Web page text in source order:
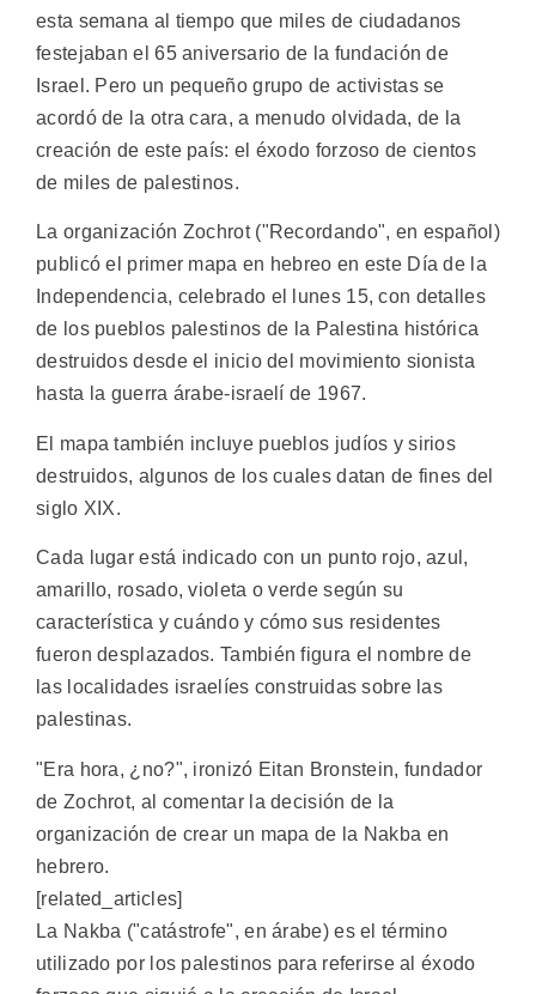
esta semana al tiempo que miles de ciudadanos
festejaban el 65 aniversario de la fundación de
Israel. Pero un pequeño grupo de activistas se
acordó de la otra cara, a menudo olvidada, de la
creación de este país: el éxodo forzoso de cientos
de miles de palestinos.
La organización Zochrot ("Recordando", en español)
publicó el primer mapa en hebreo en este Día de la
Independencia, celebrado el lunes 15, con detalles
de los pueblos palestinos de la Palestina histórica
destruidos desde el inicio del movimiento sionista
hasta la guerra árabe-israelí de 1967.
El mapa también incluye pueblos judíos y sirios
destruidos, algunos de los cuales datan de fines del
siglo XIX.
Cada lugar está indicado con un punto rojo, azul,
amarillo, rosado, violeta o verde según su
característica y cuándo y cómo sus residentes
fueron desplazados. También figura el nombre de
las localidades israelíes construidas sobre las
palestinas.
"Era hora, ¿no?", ironizó Eitan Bronstein, fundador
de Zochrot, al comentar la decisión de la
organización de crear un mapa de la Nakba en
hebrero.
[related_articles]
La Nakba ("catástrofe", en árabe) es el término
utilizado por los palestinos para referirse al éxodo